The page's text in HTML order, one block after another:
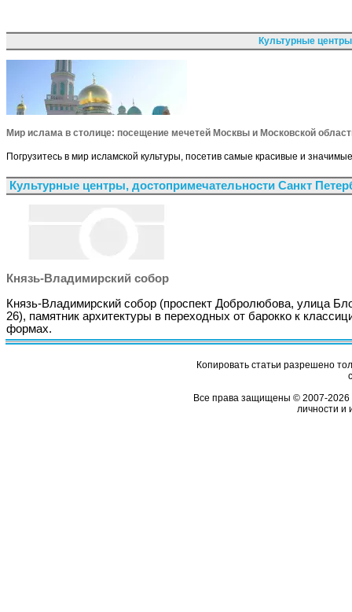
Культурные
Мир ислама в столице: посещение мечетей Москвы и Московской
Погрузитесь в мир исламской культуры, посетив самые красивые и
Культурные центры, достопримечательности Санкт
Князь-Владимирский собор
Князь-Владимирский собор (проспект Добролюбова, улица
26), памятник архитектуры в переходных от барокко к
формах.
Копировать статьи разрешено
Все права защищены © 2007-2026
личности и